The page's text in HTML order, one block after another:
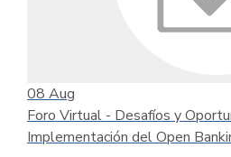
08 Aug
Foro Virtual - Desafíos y
Implementación del Open